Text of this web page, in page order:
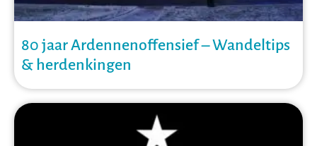
80 jaar Ardennenoffensief – Wandeltips
& herdenkingen